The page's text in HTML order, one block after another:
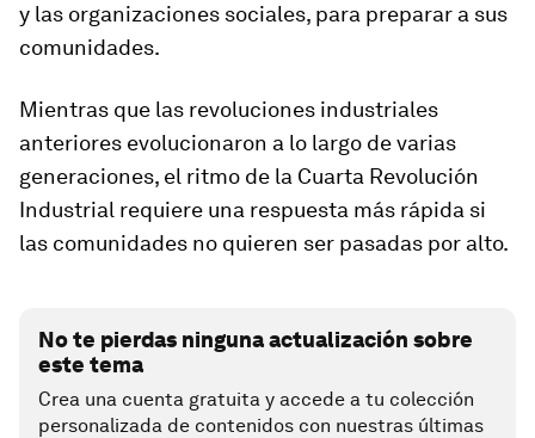
y las organizaciones sociales, para preparar a sus
comunidades.
Mientras que las revoluciones industriales
anteriores evolucionaron a lo largo de varias
generaciones, el ritmo de la Cuarta Revolución
Industrial requiere una respuesta más rápida si
las comunidades no quieren ser pasadas por alto.
No te pierdas ninguna actualización sobre
este tema
Crea una cuenta gratuita y accede a tu colección
personalizada de contenidos con nuestras últimas